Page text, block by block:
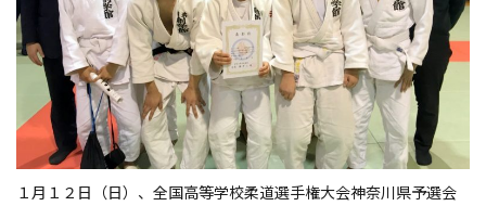
１月１２日（日）、全国高等学校柔道選手権大会神奈川県予選会